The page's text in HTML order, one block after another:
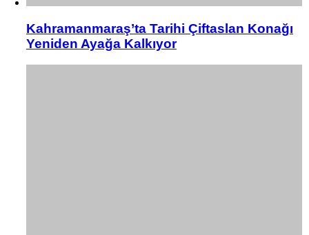
Kahramanmaraş’ta Tarihi Çiftaslan Konağı
Yeniden Ayağa Kalkıyor